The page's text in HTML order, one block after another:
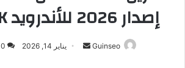
إصدار 2026 للأندرويد APK مجاناً
Guinseo
أرسليناير 14, 2026 0